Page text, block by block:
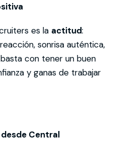
es la actitud:
sonrisa auténtica,
con tener un buen
y ganas de trabajar
Central